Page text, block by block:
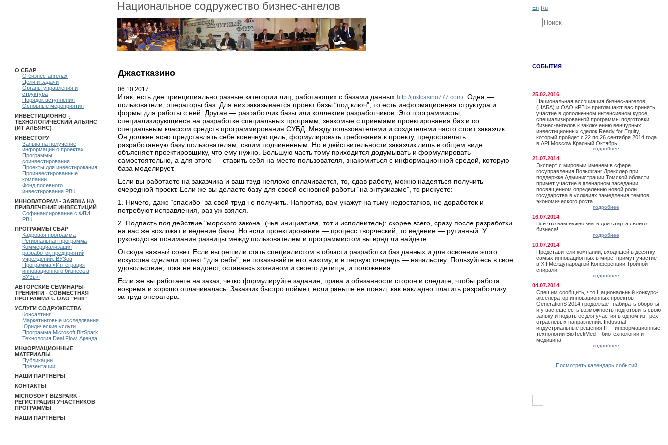
Национальное содружество бизнес-ангелов En Ru
О СБАР
О бизнес-ангелах
Цели и задачи
Органы управления и
структура
Порядок вступления
Основные мероприятия
ИНВЕСТИЦИОННО -
ТЕХНОЛОГИЧЕСКИЙ АЛЬЯНС
(ИТ АЛЬЯНС)
ИНВЕСТОРУ
Заявка на получение
информации о проектах
Программы
соинвестирования
Проекты для инвестирования
Проинвестированные
компании
Фонд посевного
инвестирования РВК
ИННОВАТОРАМ - ЗАЯВКА НА
ПРИВЛЕЧЕНИЕ ИНВЕСТИЦИЙ
Софинансирование с ФПИ
РВК
ПРОГРАММЫ СБАР
Кадровая программа
Региональная программа
Коммерциализация
разработок предприятий,
учреждений, ВУЗов
Программа «Интеграция
инновационного бизнеса в
ВУЗы»
АВТОРСКИЕ СЕМИНАРЫ-
ТРЕНИНГИ - СОВМЕСТНАЯ
ПРОГРАММА С ОАО "РВК"
УСЛУГИ СОДРУЖЕСТВА
Консалтинг
Маркетинговые исследования
Юридические услуги
Программа Microsoft BizSpark
Технология Deal Flow. Аренда
ИНФОРМАЦИОННЫЕ
МАТЕРИАЛЫ
Публикации
Презентации
НАШИ ПАРТНЕРЫ
КОНТАКТЫ
MICROSOFT BIZSPARK -
РЕГИСТРАЦИЯ УЧАСТНИКОВ
ПРОГРАММЫ
НАШИ ПАРТНЕРЫ
Джастказино
06.10.2017
Итак, есть две принципиально разные категории лиц, работающих с базами данных http://justcasino777.com/. Одна —
пользователи, операторы баз. Для них заказывается проект базы “под ключ", то есть информационная структура и
формы для работы с ней. Другая — разработчик базы или коллектив разработчиков. Это программисты,
специализирующиеся на разработке специальных программ, знакомые с приемами проектирования баз и со
специальным классом средств программирования СУБД. Между пользователями и создателями часто стоит заказчик.
Он должен ясно представлять себе конечную цель, формулировать требования к проекту, предоставлять
разработанную базу пользователям, своим подчиненным. Но в действительности заказчик лишь в общем виде
объясняет проектировщику, что ему нужно. Большую часть тому приходится додумывать и формулировать
самостоятельно, а для этого — ставить себя на место пользователя, знакомиться с информационной средой, которую
база моделирует.
Если вы работаете на заказчика и ваш труд неплохо оплачивается, то, сдав работу, можно надеяться получить
очередной проект. Если же вы делаете базу для своей основной работы “на энтузиазме”, то рискуете:
1. Ничего, даже “спасибо” за свой труд не получить. Напротив, вам укажут на тьму недостатков, не доработок и
потребуют исправления, раз уж взялся.
2. Подпасть под действие "морского закона” (чья инициатива, тот и исполнитель): скорее всего, сразу после разработки
на вас же возложат и ведение базы. Но если проектирование — процесс творческий, то ведение — рутинный. У
руководства понимания разницы между пользователем и программистом вы вряд ли найдете.
Отсюда важный совет. Если вы решили стать специалистом в области разработки баз данных и для освоения этого
искусства сделали проект “для себя”, не показывайте его никому, и в первую очередь — начальству. Пользуйтесь в свое
удовольствие, пока не надоест, оставаясь хозяином и своего детища, и положения.
Если же вы работаете на заказ, четко формулируйте задание, права и обязанности сторон и следите, чтобы работа
вовремя и хорошо оплачивалась. Заказчик быстро поймет, если раньше не понял, как накладно платить разработчику
за труд оператора.
СОБЫТИЯ
25.02.2016
Национальная ассоциация бизнес-ангелов
(НАБА) и ОАО «РВК» приглашают вас принять
участие в дополненном интенсивном курсе
специализированной программы подготовки
бизнес-ангелов к заключению венчурных
инвестиционных сделок Ready for Equity,
который пройдет с 22 по 26 сентября 2014 года
в API Moscow Красный Октябрь
подробнее
21.07.2014
Эксперт с мировым именем в сфере
госуправления Вольфганг Дрекслер при
поддержке Администрации Томской области
примет участие в пленарном заседании,
посвященном определению новой роли
государства в условиях замедления темпов
экономического роста.
подробнее
16.07.2014
Все что вам нужно знать для старта своего
бизнеса!
подробнее
10.07.2014
Представители компании, входящей в десятку
самых инновационных в мире, примут участие
в XII Международной Конференции Тройной
спирали
подробнее
04.07.2014
Спешим сообщить, что Национальный конкурс-
акселератор инновационных проектов
GenerationS 2014 продолжает набирать обороты,
и у вас еще есть возможность подготовить свою
заявку и подать ее для участия в одном из трех
отраслевых направлений: Industrial –
индустриальные решения IT – информационные
технологии BioTechMed – биотехнологии и
медицина
подробнее
Посмотреть календарь событий